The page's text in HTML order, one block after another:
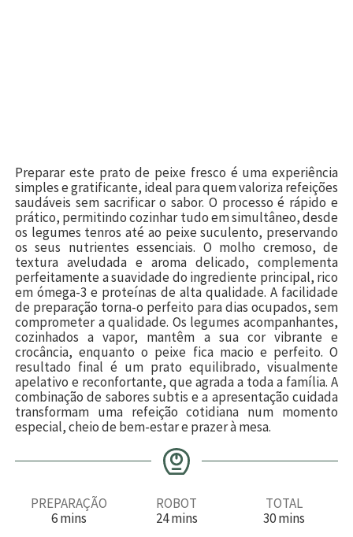
Preparar este prato de peixe fresco é uma experiência
simples e gratificante, ideal para quem valoriza refeições
saudáveis sem sacrificar o sabor. O processo é rápido e
prático, permitindo cozinhar tudo em simultâneo, desde
os legumes tenros até ao peixe suculento, preservando
os seus nutrientes essenciais. O molho cremoso, de
textura aveludada e aroma delicado, complementa
perfeitamente a suavidade do ingrediente principal, rico
em ómega-3 e proteínas de alta qualidade. A facilidade
de preparação torna-o perfeito para dias ocupados, sem
comprometer a qualidade. Os legumes acompanhantes,
cozinhados a vapor, mantêm a sua cor vibrante e
crocância, enquanto o peixe fica macio e perfeito. O
resultado final é um prato equilibrado, visualmente
apelativo e reconfortante, que agrada a toda a família. A
combinação de sabores subtis e a apresentação cuidada
transformam uma refeição cotidiana num momento
especial, cheio de bem-estar e prazer à mesa.
PREPARAÇÃO
6mmins
ROBOT
24mmins
TOTAL
30m
mins